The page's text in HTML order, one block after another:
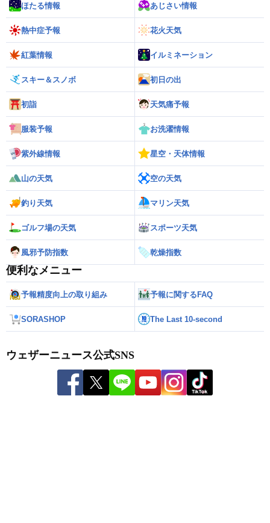
ほたる情報 あじさい情報
熱中症予報 花火天気
紅葉情報 イルミネーション
スキー＆スノボ 初日の出
初詣 天気痛予報
服装予報 お洗濯情報
紫外線情報 星空・天体情報
山の天気 空の天気
釣り天気 マリン天気
ゴルフ場の天気 スポーツ天気
風邪予防指数 乾燥指数
便利なメニュー
予報精度向上の取り組み 予報に関するFAQ
SORASHOP The Last 10-second
ウェザーニュース公式SNS